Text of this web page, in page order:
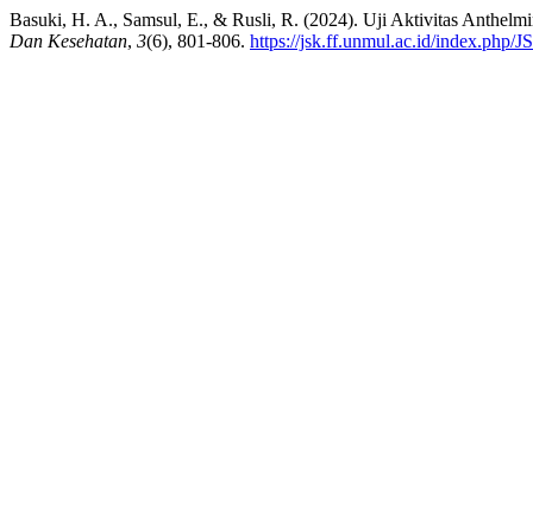
Basuki, H. A., Samsul, E., & Rusli, R. (2024). Uji Aktivitas
Dan Kesehatan, 3(6), 801-806. https://jsk.ff.unmul.ac.id/index.php/